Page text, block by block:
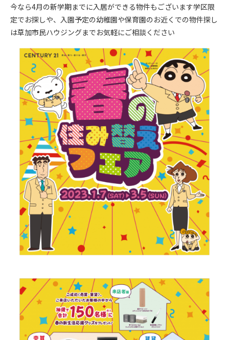
今なら4月の新学期までに入居ができる物件もございます学区限
定でお探しや、入園予定の幼稚園や保育園のお近くでの物件探し
は草加市民ハウジングまでお気軽にご相談ください